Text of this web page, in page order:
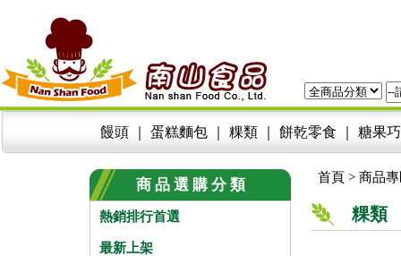
饅頭 蛋糕麵包 粿類 餅乾零食 糖果
商 品 選 購 分 類
熱銷排行首選
最新上架
首頁 > 商品
粿類